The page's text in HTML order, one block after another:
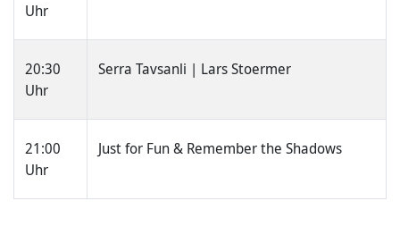
Uhr
20:30
Uhr
Serra Tavsanli | Lars Stoermer
21:00
Uhr
Just for Fun & Remember the Shadows